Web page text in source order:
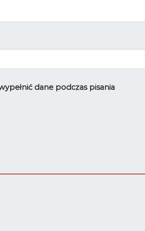
dane podczas pisania